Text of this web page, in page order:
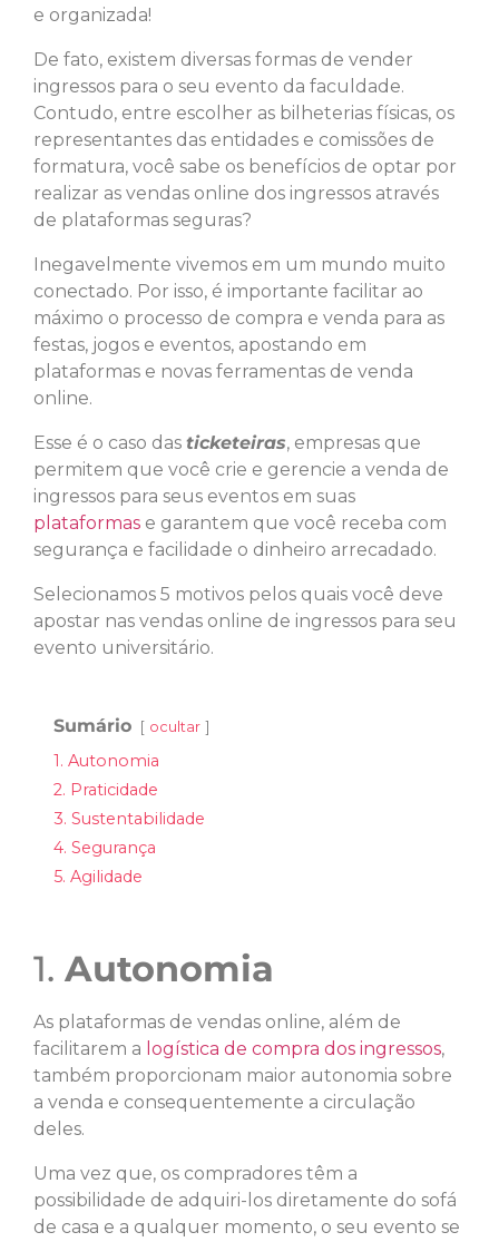
e organizada!
De fato, existem diversas formas de vender
ingressos para o seu evento da faculdade.
Contudo, entre escolher as bilheterias físicas, os
representantes das entidades e comissões de
formatura, você sabe os benefícios de optar por
realizar as vendas online dos ingressos através
de plataformas seguras?
Inegavelmente vivemos em um mundo muito
conectado. Por isso, é importante facilitar ao
máximo o processo de compra e venda para as
festas, jogos e eventos, apostando em
plataformas e novas ferramentas de venda
online.
Esse é o caso das ticketeiras, empresas que
permitem que você crie e gerencie a venda de
ingressos para seus eventos em suas
plataformas e garantem que você receba com
segurança e facilidade o dinheiro arrecadado.
Selecionamos 5 motivos pelos quais você deve
apostar nas vendas online de ingressos para seu
evento universitário.
Sumário ocultar
1. Autonomia
2. Praticidade
3. Sustentabilidade
4. Segurança
5. Agilidade
1. Autonomia
As plataformas de vendas online, além de
facilitarem a logística de compra dos ingressos,
também proporcionam maior autonomia sobre
a venda e consequentemente a circulação
deles.
Uma vez que, os compradores têm a
possibilidade de adquiri-los diretamente do sofá
de casa e a qualquer momento, o seu evento se